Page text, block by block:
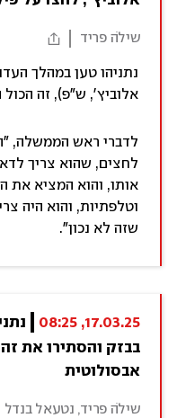
שילֹה פריד
נתניהו טען במהלך
אלוביץ', ש"פ), זה
לדברי ראש הממשלה,
לחצים, שהוא צריך
אותו, והוא המציא את
וטלפתיות, והוא היה
שזה לא נכון".
17.03.25, 08:25
אבסולוטית
שילֹה פריד, נטעאל בנדל